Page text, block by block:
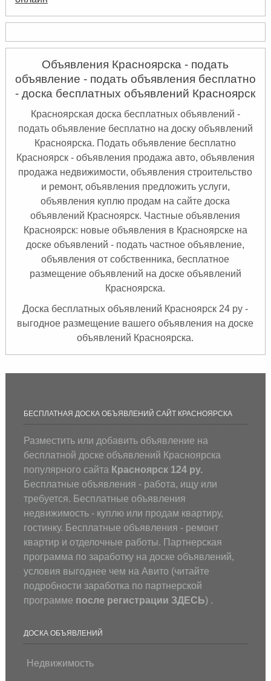
Объявления Красноярска - подать
объявление - подать объявления бесплатно
- доска бесплатных объявлений Красноярск
Красноярская доска бесплатных объявлений -
подать объявление бесплатно на доску объявлений
Красноярска. Подать объявление бесплатно
Красноярск- объявления продажа авто, объявления
продажа недвижимости, объявления строительство
и ремонт, объявления предложить услуги,
объявления куплю продам на сайте доска
объявлений Красноярск. Частные объявления
Красноярск: новые объявления в Красноярске на
доске объявлений - подать частное объявление,
объявления от собственника, бесплатное
размещение объявлений на доске объявлений
Красноярска.
Доска бесплатных объявлений Красноярск 24 ру -
выгодное размещение вашего объявления на доске
объявлений Красноярска.
БЕСПЛАТНАЯ ДОСКА ОБЪЯВЛЕНИЙ САЙТ КРАСНОЯРСКА
Разместить или добавить объявление на
бесплатной доске объявлений Красноярска
популярного сайта Красноярск 124 ру.
Бесплатные объявления - работа, ищу или
требуется. Бесплатные объявления
недвижимость - куплю или продам квартиру,
гостинку. Бесплатные объявления - ремонт
квартир и отделочные работы. Партнерская
программа по заработку на доске объявлений,
условия выгоднее чем на Авито (читайте
подробности заработка по партнерской
программе после регистрации ЗДЕСЬ) .
ДОСКА ОБЪЯВЛЕНИЙ
Недвижимость